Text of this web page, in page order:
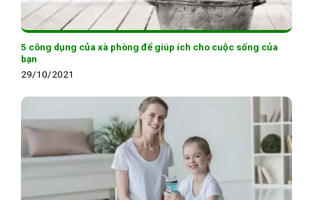
5 công dụng của xà phòng để giúp ích cho cuộc sống của
bạn
29/10/2021